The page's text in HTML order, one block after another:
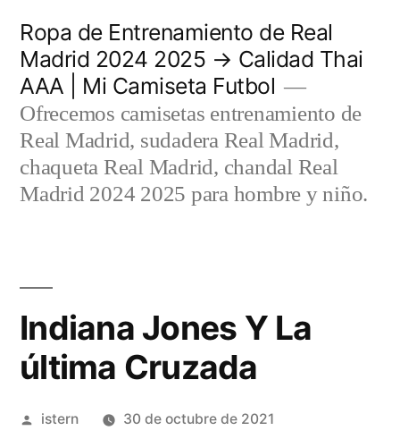
contenido
Ropa de Entrenamiento de Real
Madrid 2024 2025 → Calidad Thai
AAA | Mi Camiseta Futbol
Ofrecemos camisetas entrenamiento de
Real Madrid, sudadera Real Madrid,
chaqueta Real Madrid, chandal Real
Madrid 2024 2025 para hombre y niño.
Indiana Jones Y La
última Cruzada
Publicado
istern 30 de octubre de 2021